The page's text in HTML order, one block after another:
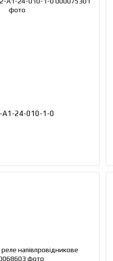
A1-24-010-1-0